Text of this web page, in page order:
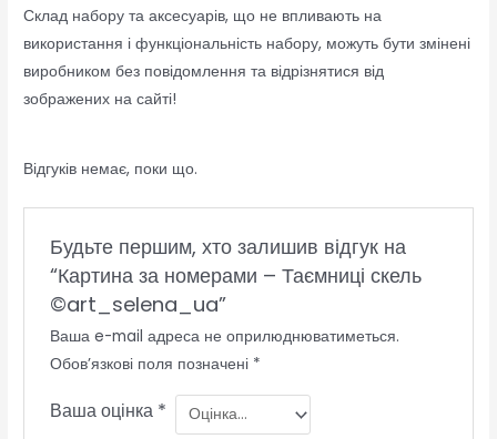
Склад набору та аксесуарів, що не впливають на
використання і функціональність набору, можуть бути змінені
виробником без повідомлення та відрізнятися від
зображених на сайті!
Відгуків немає, поки що.
Будьте першим, хто залишив відгук на
“Картина за номерами – Таємниці скель
©art_selena_ua”
Ваша e-mail адреса не оприлюднюватиметься.
Обов’язкові поля позначені *
Ваша оцінка *